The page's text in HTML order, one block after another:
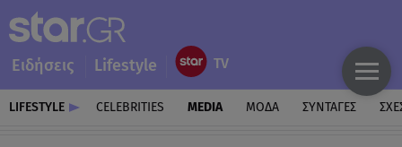
Ειδήσεις Lifestyle
LIFESTYLE CELEBRITIES MEDIA ΜΟΔΑ ΣΥΝΤΑΓΕΣ